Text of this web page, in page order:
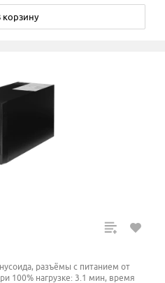
корзину
разъёмы с питанием от
100% нагрузке: 3.1 мин, время